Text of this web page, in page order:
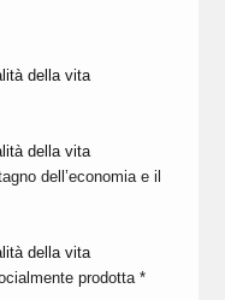
della vita
della vita
dell’economia e il
della vita
prodotta *